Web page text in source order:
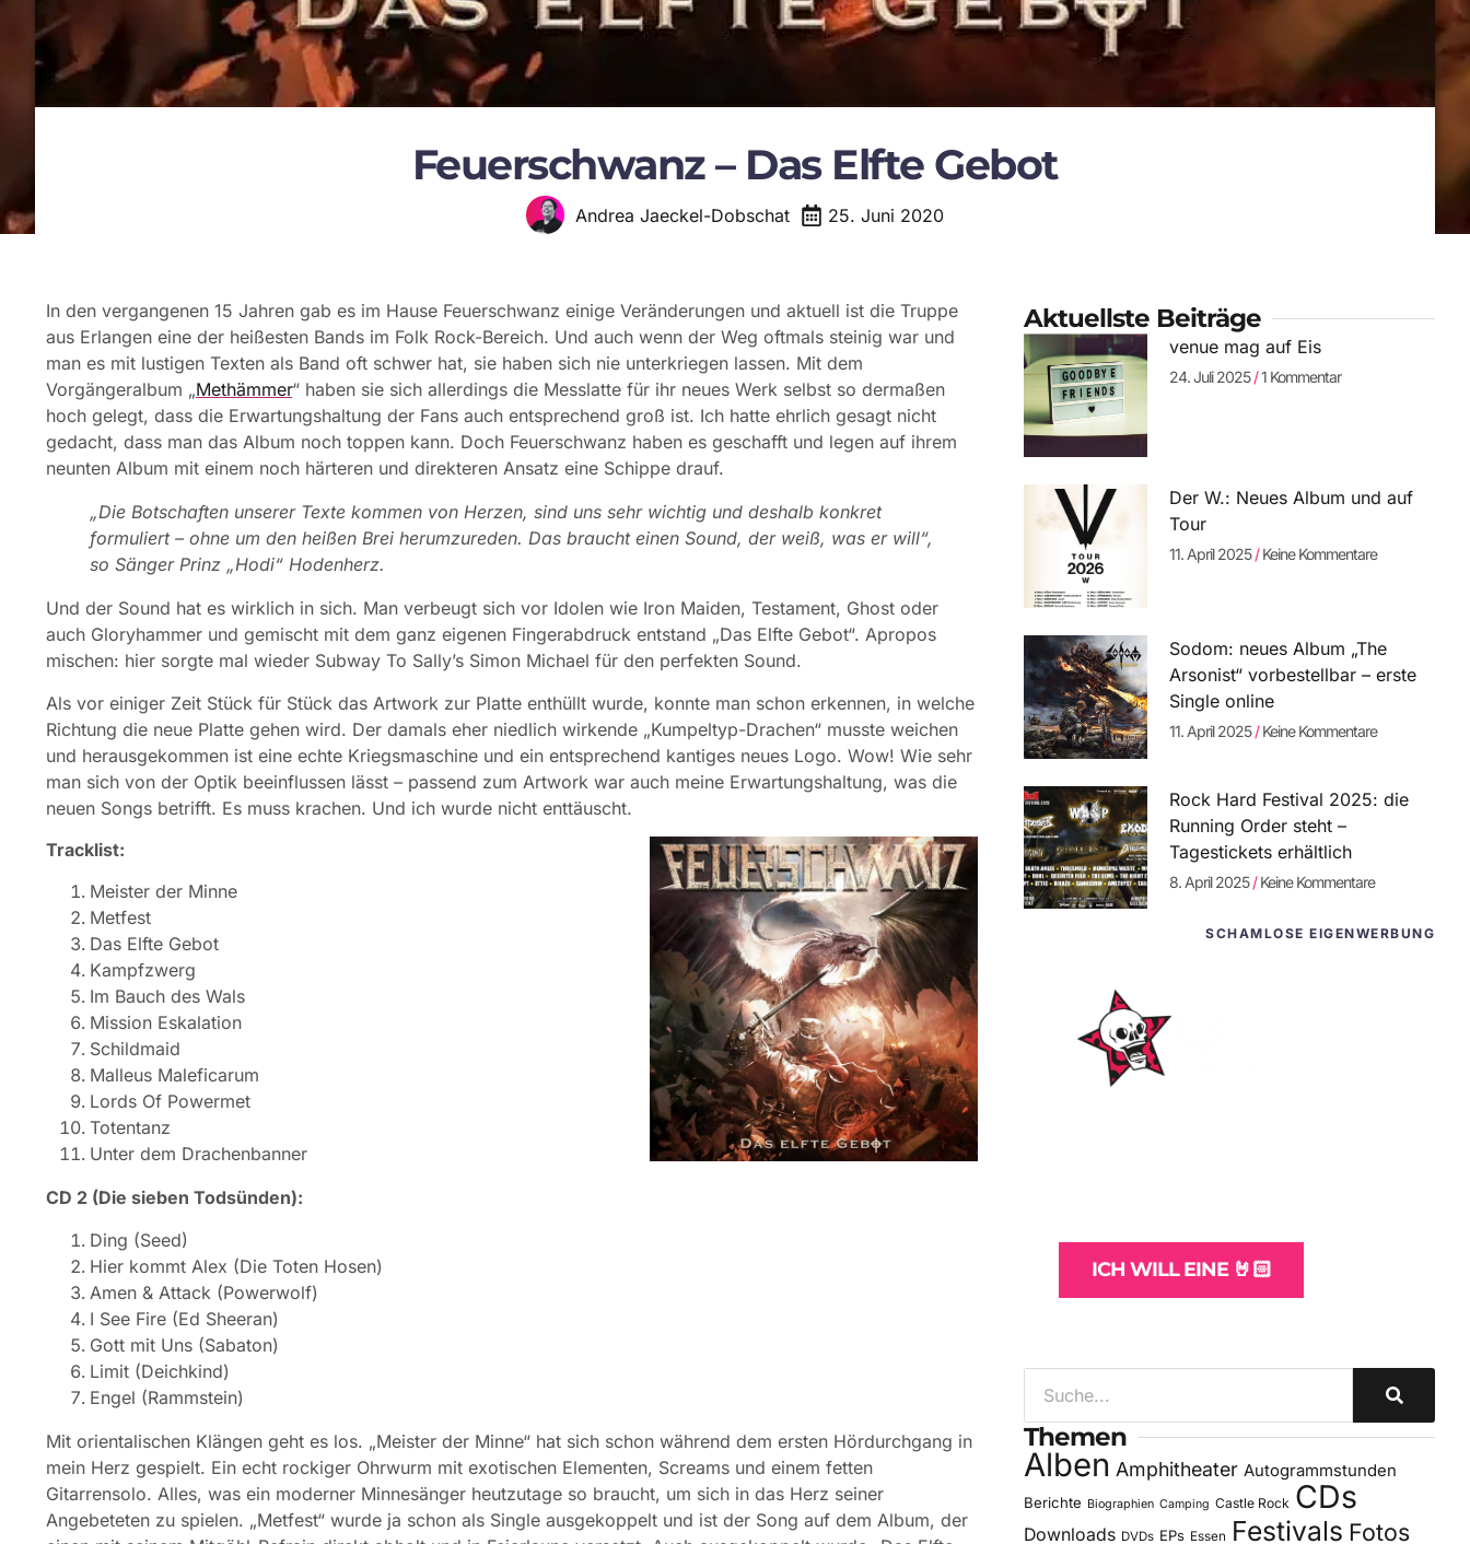
Feuerschwanz – Das Elfte Gebot
Andrea Jaeckel-Dobschat 25. Juni 2020
In den vergangenen 15 Jahren gab es im Hause Feuerschwanz einige Veränderungen und aktuell ist die Truppe
aus Erlangen eine der heißesten Bands im Folk Rock-Bereich. Und auch wenn der Weg oftmals steinig war und
man es mit lustigen Texten als Band oft schwer hat, sie haben sich nie unterkriegen lassen. Mit dem
Vorgängeralbum „Methämmer“ haben sie sich allerdings die Messlatte für ihr neues Werk selbst so dermaßen
hoch gelegt, dass die Erwartungshaltung der Fans auch entsprechend groß ist. Ich hatte ehrlich gesagt nicht
gedacht, dass man das Album noch toppen kann. Doch Feuerschwanz haben es geschafft und legen auf ihrem
neunten Album mit einem noch härteren und direkteren Ansatz eine Schippe drauf.
„Die Botschaften unserer Texte kommen von Herzen, sind uns sehr wichtig und deshalb konkret
formuliert – ohne um den heißen Brei herumzureden. Das braucht einen Sound, der weiß, was er will“,
so Sänger Prinz „Hodi“ Hodenherz.
Und der Sound hat es wirklich in sich. Man verbeugt sich vor Idolen wie Iron Maiden, Testament, Ghost oder
auch Gloryhammer und gemischt mit dem ganz eigenen Fingerabdruck entstand „Das Elfte Gebot“. Apropos
mischen: hier sorgte mal wieder Subway To Sally’s Simon Michael für den perfekten Sound.
Als vor einiger Zeit Stück für Stück das Artwork zur Platte enthüllt wurde, konnte man schon erkennen, in welche
Richtung die neue Platte gehen wird. Der damals eher niedlich wirkende „Kumpeltyp-Drachen“ musste weichen
und herausgekommen ist eine echte Kriegsmaschine und ein entsprechend kantiges neues Logo. Wow! Wie sehr
man sich von der Optik beeinflussen lässt – passend zum Artwork war auch meine Erwartungshaltung, was die
neuen Songs betrifft. Es muss krachen. Und ich wurde nicht enttäuscht.
Tracklist:
Meister der Minne
Metfest
Das Elfte Gebot
Kampfzwerg
Im Bauch des Wals
Mission Eskalation
Schildmaid
Malleus Maleficarum
Lords Of Powermet
Totentanz
Unter dem Drachenbanner
CD 2 (Die sieben Todsünden):
Ding (Seed)
Hier kommt Alex (Die Toten Hosen)
Amen & Attack (Powerwolf)
I See Fire (Ed Sheeran)
Gott mit Uns (Sabaton)
Limit (Deichkind)
Engel (Rammstein)
Mit orientalischen Klängen geht es los. „Meister der Minne“ hat sich schon während dem ersten Hördurchgang in
mein Herz gespielt. Ein echt rockiger Ohrwurm mit exotischen Elementen, Screams und einem fetten
Gitarrensolo. Alles, was ein moderner Minnesänger heutzutage so braucht, um sich in das Herz seiner
Angebeteten zu spielen. „Metfest“ wurde ja schon als Single ausgekoppelt und ist der Song auf dem Album, der
Aktuellste Beiträge
venue mag auf Eis
24. Juli 2025 1 Kommentar
Der W.: Neues Album und auf
Tour
11. April 2025 Keine Kommentare
Sodom: neues Album „The
Arsonist“ vorbestellbar – erste
Single online
11. April 2025 Keine Kommentare
Rock Hard Festival 2025: die
Running Order steht –
Tagestickets erhältlich
8. April 2025 Keine Kommentare
SCHAMLOSE EIGENWERBUNG
ICH WILL EINE 🤘🏻
Themen
Alben Amphitheater Autogrammstunden
Berichte Biographien Camping Castle Rock CDs
Downloads DVDs EPs Essen Festivals Fotos